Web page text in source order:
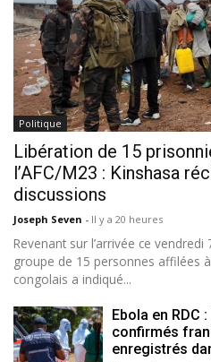
Politique
Libération de 15
l’AFC/M23 : Kinshasa
discussions
Joseph Seven - Il y a 20 heures
Revenant sur l’arrivée ce vendredi
groupe de 15 personnes affilées
congolais a indiqué...
Ebola en RDC
confirmés
enregistrés